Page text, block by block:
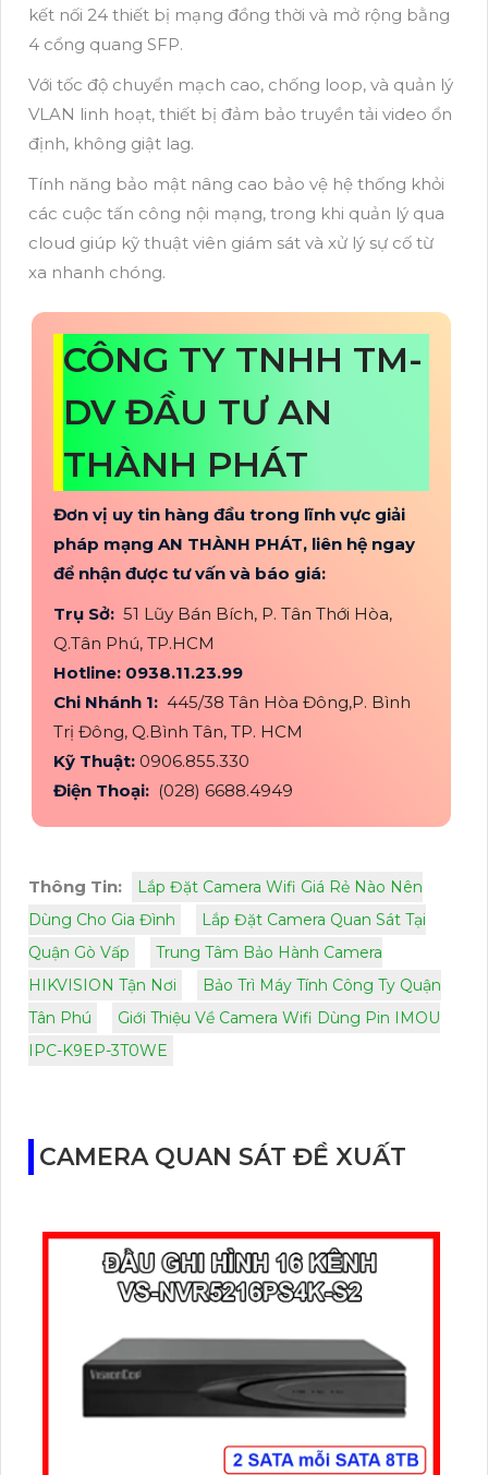
kết nối 24 thiết bị mạng đồng thời và mở rộng bằng
4 cổng quang SFP.
Với tốc độ chuyển mạch cao, chống loop, và quản lý
VLAN linh hoạt, thiết bị đảm bảo truyền tải video ổn
định, không giật lag.
Tính năng bảo mật nâng cao bảo vệ hệ thống khỏi
các cuộc tấn công nội mạng, trong khi quản lý qua
cloud giúp kỹ thuật viên giám sát và xử lý sự cố từ
xa nhanh chóng.
CÔNG TY TNHH TM-
DV ĐẦU TƯ AN
THÀNH PHÁT
Đơn vị uy tin hàng đầu trong lĩnh vực giải
pháp mạng AN THÀNH PHÁT, liên hệ ngay
để nhận được tư vấn và báo giá:
Trụ Sở: 51 Lũy Bán Bích, P. Tân Thới Hòa,
Q.Tân Phú, TP.HCM
Hotline: 0938.11.23.99
Chi Nhánh 1: 445/38 Tân Hòa Đông,P. Bình
Trị Đông, Q.Bình Tân, TP. HCM
Kỹ Thuật: 0906.855.330
Điện Thoại: (028) 6688.4949
Thông Tin:
Lắp Đặt Camera Wifi Giá Rẻ Nào Nên
Dùng Cho Gia Đình
Lắp Đặt Camera Quan Sát Tại
Quận Gò Vấp
Trung Tâm Bảo Hành Camera
HIKVISION Tận Nơi
Bảo Trì Máy Tính Công Ty Quận
Tân Phú
Giới Thiệu Về Camera Wifi Dùng Pin IMOU
IPC-K9EP-3T0WE
CAMERA QUAN SÁT ĐỀ XUẤT